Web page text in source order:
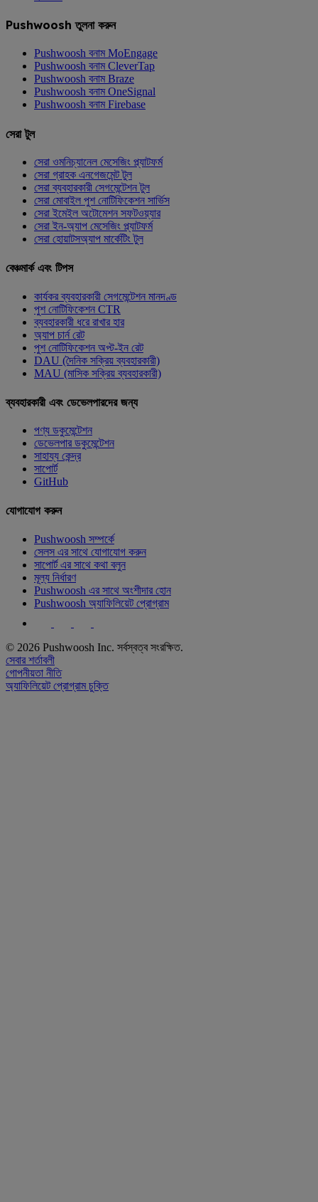
Pushwoosh তুলনা করুন
Pushwoosh বনাম MoEngage
Pushwoosh বনাম CleverTap
Pushwoosh বনাম Braze
Pushwoosh বনাম OneSignal
Pushwoosh বনাম Firebase
সেরা টুল
সেরা ওমনিচ্যানেল মেসেজিং প্ল্যাটফর্ম
সেরা গ্রাহক এনগেজমেন্ট টুল
সেরা ব্যবহারকারী সেগমেন্টেশন টুল
সেরা মোবাইল পুশ নোটিফিকেশন সার্ভিস
সেরা ইমেইল অটোমেশন সফটওয়্যার
সেরা ইন-অ্যাপ মেসেজিং প্ল্যাটফর্ম
সেরা হোয়াটসঅ্যাপ মার্কেটিং টুল
বেঞ্চমার্ক এবং টিপস
কার্যকর ব্যবহারকারী সেগমেন্টেশন মানদণ্ড
পুশ নোটিফিকেশন CTR
ব্যবহারকারী ধরে রাখার হার
অ্যাপ চার্ন রেট
পুশ নোটিফিকেশন অপ্ট-ইন রেট
DAU (দৈনিক সক্রিয় ব্যবহারকারী)
MAU (মাসিক সক্রিয় ব্যবহারকারী)
ব্যবহারকারী এবং ডেভেলপারদের জন্য
পণ্য ডকুমেন্টেশন
ডেভেলপার ডকুমেন্টেশন
সাহায্য কেন্দ্র
সাপোর্ট
GitHub
যোগাযোগ করুন
Pushwoosh সম্পর্কে
সেলস এর সাথে যোগাযোগ করুন
সাপোর্ট এর সাথে কথা বলুন
মূল্য নির্ধারণ
Pushwoosh এর সাথে অংশীদার হোন
Pushwoosh অ্যাফিলিয়েট প্রোগ্রাম
© 2026 Pushwoosh Inc. সর্বস্বত্ব সংরক্ষিত.
সেবার শর্তাবলী
গোপনীয়তা নীতি
অ্যাফিলিয়েট প্রোগ্রাম চুক্তি